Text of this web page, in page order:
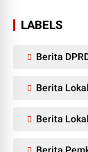
LABELS
Berita
Berita Lokal
Berita